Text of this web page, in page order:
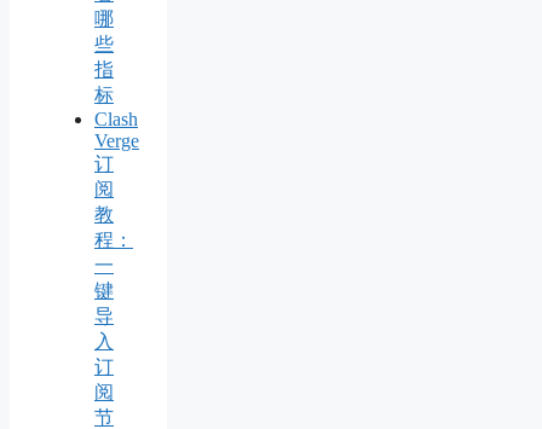
哪
些
指
标
Clash
Verge
订
阅
教
程：
一
键
导
入
订
阅
节